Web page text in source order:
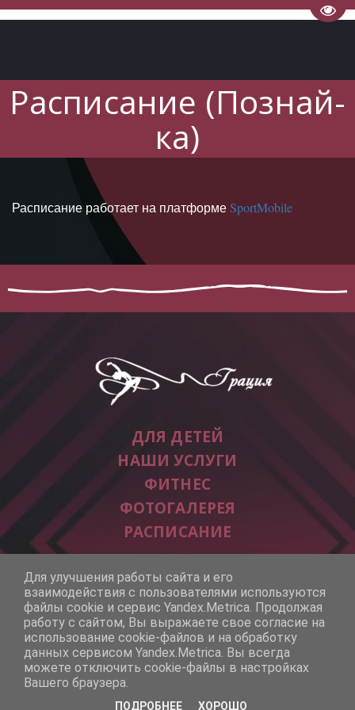
Расписание (Познай-
ка)
Расписание работает на платформеSportMobile
ДЛЯ ДЕТЕЙ
НАШИ УСЛУГИ
ФИТНЕС
ФОТОГАЛЕРЕЯ
РАСПИСАНИЕ
тел. (846) 992-33-99
© УСЦ "Грация", 2026
Для улучшения работы сайта и его
взаимодействия с пользователями используются
файлы cookie и сервис Yandex.Metrica. Продолжая
работу с сайтом, Вы выражаете свое согласие на
использование cookie-файлов и на обработку
данных сервисом Yandex.Metrica. Вы всегда
можете отключить cookie-файлы в настройках
Вашего браузера.
ПОДРОБНЕЕ ХОРОШО